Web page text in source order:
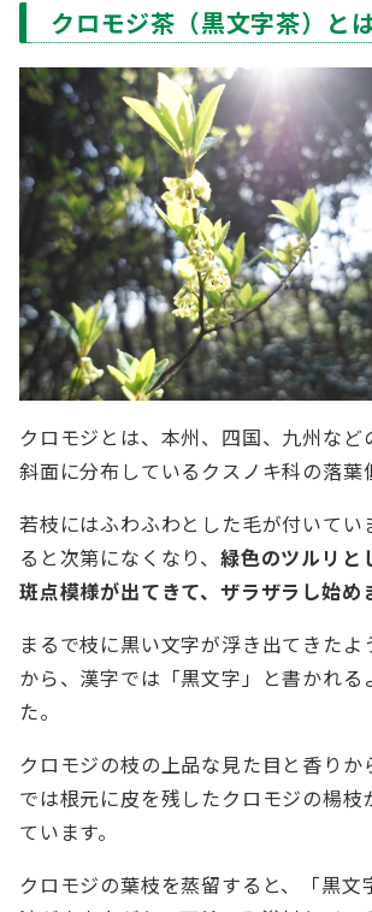
クロモジ茶（黒文字茶）と
クロモジとは、本州、四国、九州など
斜面に分布しているクスノキ科の落葉
若枝にはふわふわとした毛が付いてい
ると次第になくなり、 緑色のツルリと
斑点模様が出てきて、ザラザラし始め
まるで枝に黒い文字が浮き出てきたよ
から、漢字では「黒文字」と書かれる
た。
クロモジの枝の上品な見た目と香りか
では根元に皮を残したクロモジの楊枝
ています。
クロモジの葉枝を蒸留すると、「黒文